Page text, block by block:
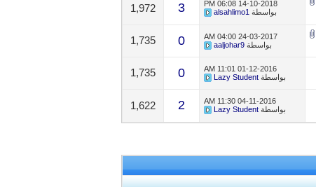
14-10-2018
06:08 PM
بواسطة alsahlimo1
3
1,972
24-03-2017
04:00 AM
بواسطةaaljohar9
0
1,735
01-12-2016
11:01 AM
بواسطةLazy Student
0
1,735
04-11-2016
11:30 AM
بواسطةLazy Student
2
1,622